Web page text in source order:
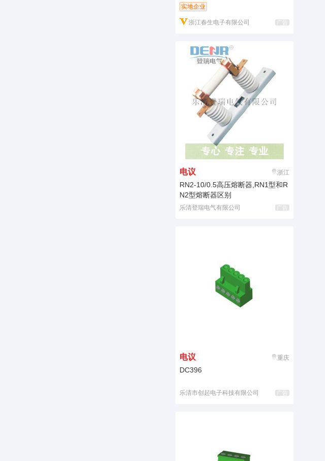
实地企业
浙江春生电子有限公司 广告
电议 浙江
RN2-10/0.5高压熔断器,RN1型和R
N2型熔断器区别
乐清登瑞电气有限公司 广告
电议 重庆
DC396
乐清市创起电子科技有限公司 广告